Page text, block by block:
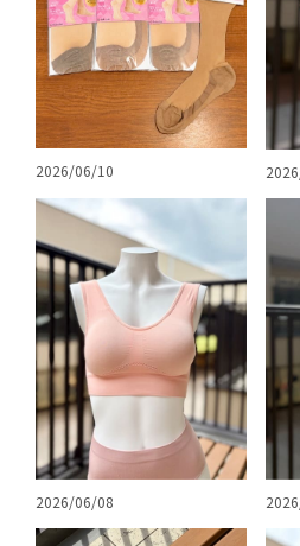
2026/06/10
2026/06/08